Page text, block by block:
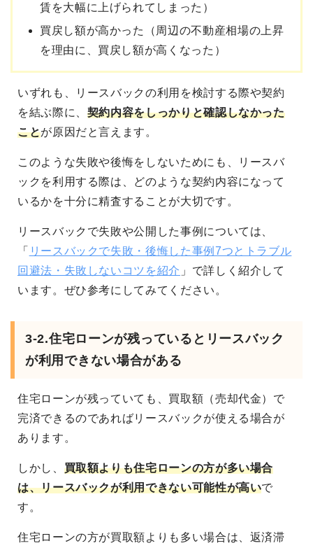
賃を大幅に上げられてしまった）
買戻し額が高かった（周辺の不動産相場の上昇
を理由に、買戻し額が高くなった）
いずれも、リースバックの利用を検討する際や契約
を結ぶ際に、 契約内容をしっかりと確認しなかった
ことが原因だと言えます。
このような失敗や後悔をしないためにも、リースバ
ックを利用する際は、どのような契約内容になって
いるかを十分に精査することが大切です。
リースバックで失敗や公開した事例については、
「 リースバックで失敗・後悔した事例7つとトラブル
回避法・失敗しないコツを紹介 」で詳しく紹介して
います。ぜひ参考にしてみてください。
3-2.住宅ローンが残っているとリースバック
が利用できない場合がある
住宅ローンが残っていても、買取額（売却代金）で
完済できるのであればリースバックが使える場合が
あります。
しかし、 買取額よりも住宅ローンの方が多い場合
は、リースバックが利用できない可能性が高いで
す。
住宅ローンの方が買取額よりも多い場合は、返済滞